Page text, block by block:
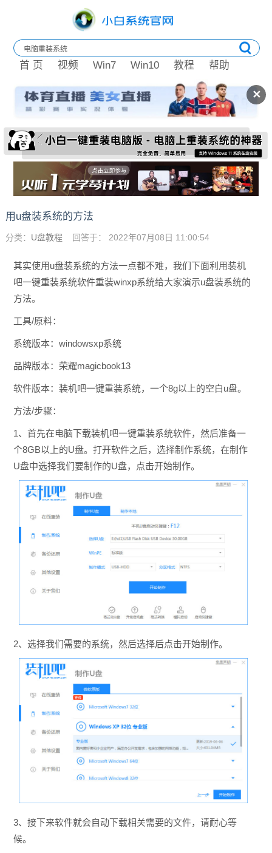
✕
首 页 视频 Win7 Win10 教程 帮助
用u盘装系统的方法
分类： U盘教程 回答于： 2022年07月08日 11:00:54
其实使用u盘装系统的方法一点都不难，我们下面利用装机
吧一键重装系统软件重装winxp系统给大家演示u盘装系统的
方法。
工具/原料：
系统版本：windowsxp系统
品牌版本：荣耀magicbook13
软件版本：装机吧一键重装系统，一个8g以上的空白u盘。
方法/步骤：
1、首先在电脑下载装机吧一键重装系统软件，然后准备一
个8GB以上的U盘。打开软件之后，选择制作系统，在制作
U盘中选择我们要制作的U盘，点击开始制作。
2、选择我们需要的系统，然后选择后点击开始制作。
3、接下来软件就会自动下载相关需要的文件，请耐心等
候。